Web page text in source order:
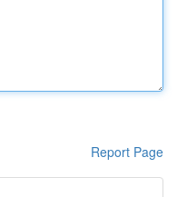
Report Page